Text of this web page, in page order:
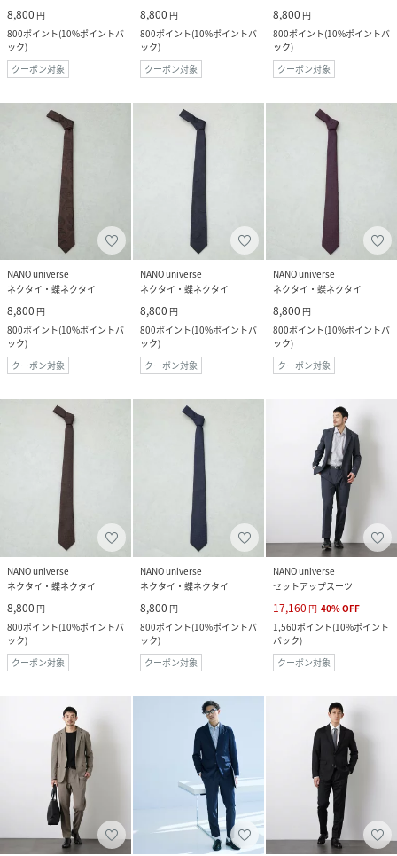
8,800 円
800ポイント(10%ポイントバ
ック)
クーポン対象
8,800 円
800ポイント(10%ポイントバ
ック)
クーポン対象
8,800 円
800ポイント(10%ポイントバ
ック)
クーポン対象
NANO universe
ネクタイ・蝶ネクタイ
8,800 円
800ポイント(10%ポイントバ
ック)
クーポン対象
NANO universe
ネクタイ・蝶ネクタイ
8,800 円
800ポイント(10%ポイントバ
ック)
クーポン対象
NANO universe
ネクタイ・蝶ネクタイ
8,800 円
800ポイント(10%ポイントバ
ック)
クーポン対象
NANO universe
ネクタイ・蝶ネクタイ
8,800 円
800ポイント(10%ポイントバ
ック)
クーポン対象
NANO universe
ネクタイ・蝶ネクタイ
8,800 円
800ポイント(10%ポイントバ
ック)
クーポン対象
NANO universe
セットアップスーツ
17,160 円 40%OFF
1,560ポイント(10%ポイント
バック)
クーポン対象